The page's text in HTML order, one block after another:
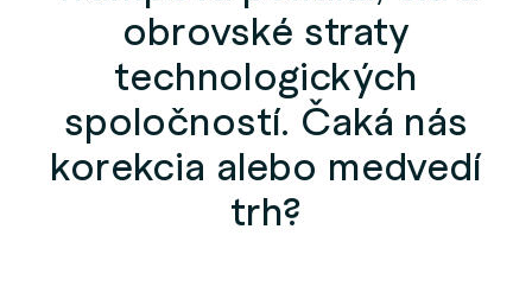
obrovské straty
technologických
spoločností. Čaká nás
korekcia alebo medvedí
trh?